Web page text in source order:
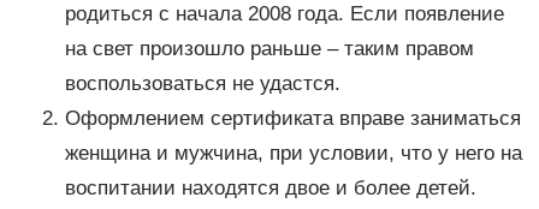
родиться с начала 2008 года. Если появление
на свет произошло раньше – таким правом
воспользоваться не удастся.
Оформлением сертификата вправе заниматься
женщина и мужчина, при условии, что у него на
воспитании находятся двое и более детей.